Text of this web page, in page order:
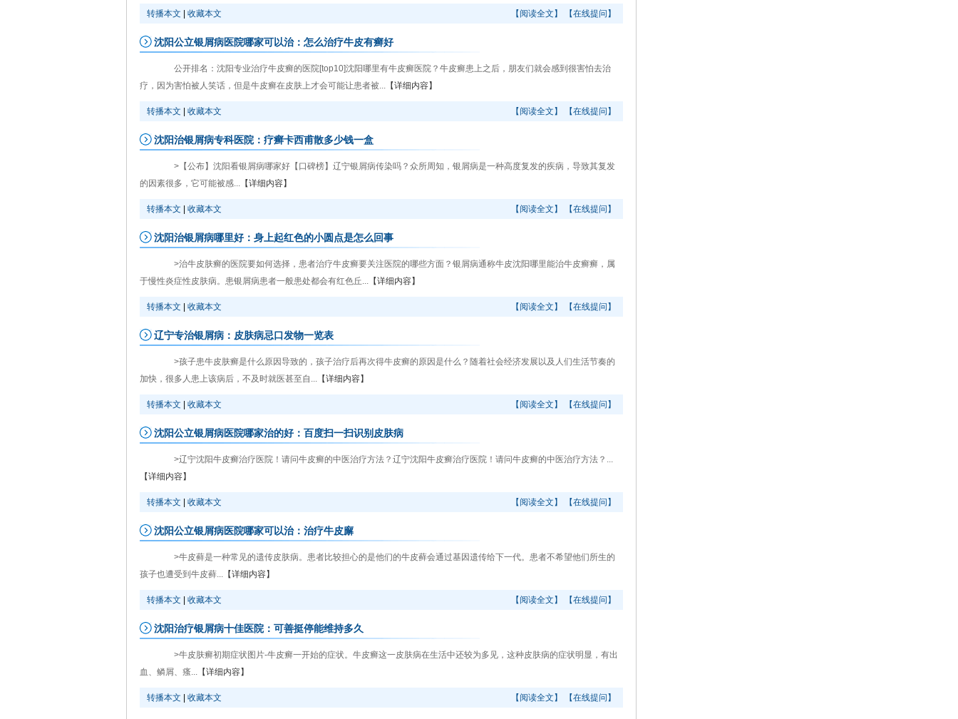
转播本文 收藏本文 【阅读全文】 【在线提问】
沈阳公立银屑病医院哪家可以治：怎么治疗牛皮有癣好
公开排名：沈阳专业治疗牛皮癣的医院[top10]沈阳哪里有牛皮癣医院？牛皮癣患上之后，朋友们就会感到很害怕去治
疗，因为害怕被人笑话，但是牛皮癣在皮肤上才会可能让患者被... 【详细内容】
转播本文 收藏本文 【阅读全文】 【在线提问】
沈阳治银屑病专科医院：疗癣卡西甫散多少钱一盒
>【公布】沈阳看银屑病哪家好【口碑榜】辽宁银屑病传染吗？众所周知，银屑病是一种高度复发的疾病，导致其复发
的因素很多，它可能被感... 【详细内容】
转播本文 收藏本文 【阅读全文】 【在线提问】
沈阳治银屑病哪里好：身上起红色的小圆点是怎么回事
>治牛皮肤癣的医院要如何选择，患者治疗牛皮癣要关注医院的哪些方面？银屑病通称牛皮沈阳哪里能治牛皮癣癣，属
于慢性炎症性皮肤病。患银屑病患者一般患处都会有红色丘... 【详细内容】
转播本文 收藏本文 【阅读全文】 【在线提问】
辽宁专治银屑病：皮肤病忌口发物一览表
>孩子患牛皮肤癣是什么原因导致的，孩子治疗后再次得牛皮癣的原因是什么？随着社会经济发展以及人们生活节奏的
加快，很多人患上该病后，不及时就医甚至自... 【详细内容】
转播本文 收藏本文 【阅读全文】 【在线提问】
沈阳公立银屑病医院哪家治的好：百度扫一扫识别皮肤病
>辽宁沈阳牛皮癣治疗医院！请问牛皮癣的中医治疗方法？辽宁沈阳牛皮癣治疗医院！请问牛皮癣的中医治疗方法？...
【详细内容】
转播本文 收藏本文 【阅读全文】 【在线提问】
沈阳公立银屑病医院哪家可以治：治疗牛皮廨
>牛皮藓是一种常见的遗传皮肤病。患者比较担心的是他们的牛皮藓会通过基因遗传给下一代。患者不希望他们所生的
孩子也遭受到牛皮藓... 【详细内容】
转播本文 收藏本文 【阅读全文】 【在线提问】
沈阳治疗银屑病十佳医院：可善挺停能维持多久
>牛皮肤癣初期症状图片-牛皮癣一开始的症状。牛皮癣这一皮肤病在生活中还较为多见，这种皮肤病的症状明显，有出
血、鳞屑、瘙... 【详细内容】
转播本文 收藏本文 【阅读全文】 【在线提问】